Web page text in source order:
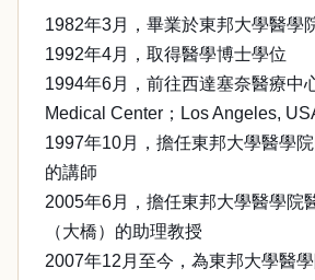
1982年3月，畢業於東邦大學醫學
1992年4月，取得醫學博士學位
1994年6月，前往西達塞奈醫療中
Medical Center；Los Angeles,
1997年10月，擔任東邦大學醫學
的講師
2005年6月，擔任東邦大學醫學院
（大橋）的助理教授
2007年12月至今，為東邦大學醫